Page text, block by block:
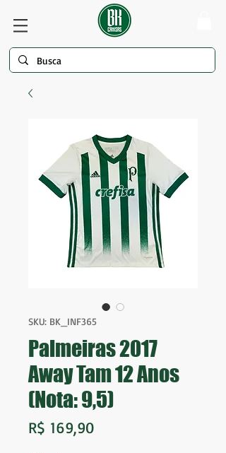
SKU: BK_INF365
Palmeiras 2017
Away Tam 12 Anos
(Nota: 9,5)
R$ 169,90Preço